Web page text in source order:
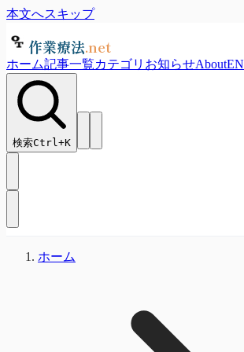
本文へスキップ
作業療法.net
ホーム記事一覧カテゴリ お知らせAboutEN
検索Ctrl+K
ホーム